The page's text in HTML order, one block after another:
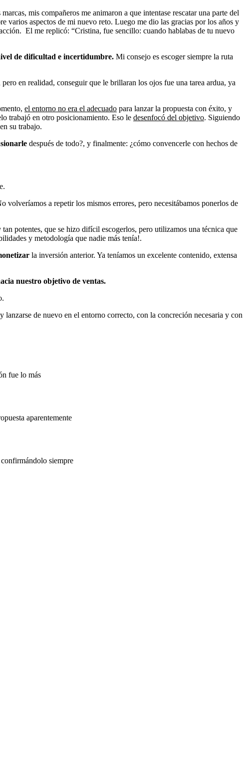
mis compañeros me animaron a que intentase rescatar una parte del
aspectos de mi nuevo reto. Luego me dio las gracias por los años y
El me replicó: “Cristina, fue sencillo: cuando hablabas de tu nuevo
de dificultad e incertidumbre. Mi consejo es escoger siempre la ruta
en realidad, conseguir que le brillaran los ojos fue una tarea ardua, ya
el entorno no era el adecuado para lanzar la propuesta con éxito, y
trabajó en otro posicionamiento. Eso le desenfocó del objetivo. Siguiendo
su trabajo.
después de todo?, y finalmente: ¿cómo convencerle con hechos de
a repetir los mismos errores, pero necesitábamos ponerlos de
potentes, que se hizo difícil escogerlos, pero utilizamos una técnica que
y metodología que nadie más tenía!.
la inversión anterior. Ya teníamos un excelente contenido, extensa
nuestro objetivo de ventas.
de nuevo en el entorno correcto, con la concreción necesaria y con
fue lo más
aparentemente
siempre